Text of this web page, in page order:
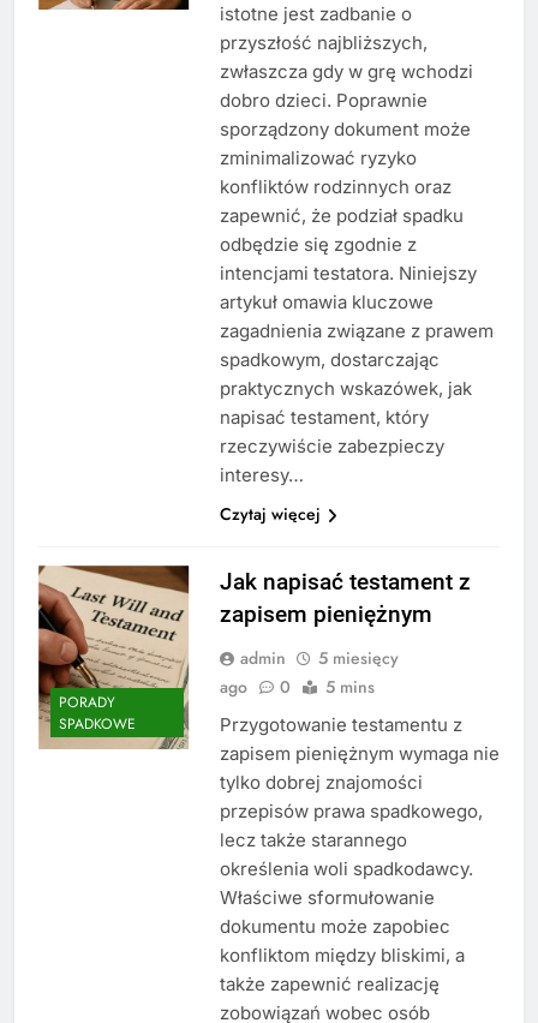
istotne jest zadbanie o
przyszłość najbliższych,
zwłaszcza gdy w grę wchodzi
dobro dzieci. Poprawnie
sporządzony dokument może
zminimalizować ryzyko
konfliktów rodzinnych oraz
zapewnić, że podział spadku
odbędzie się zgodnie z
intencjami testatora. Niniejszy
artykuł omawia kluczowe
zagadnienia związane z prawem
spadkowym, dostarczając
praktycznych wskazówek, jak
napisać testament, który
rzeczywiście zabezpieczy
interesy…
Czytaj więcej
PORADY
SPADKOWE
Jak napisać testament z
zapisem pieniężnym
admin
5 miesięcy
ago
0 5 mins
Przygotowanie testamentu z
zapisem pieniężnym wymaga nie
tylko dobrej znajomości
przepisów prawa spadkowego,
lecz także starannego
określenia woli spadkodawcy.
Właściwe sformułowanie
dokumentu może zapobiec
konfliktom między bliskimi, a
także zapewnić realizację
zobowiązań wobec osób